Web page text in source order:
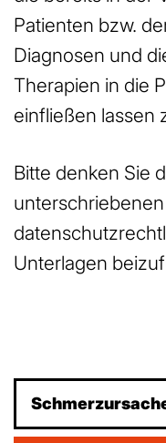
Patienten bzw.
Diagnosen und
Therapien in die
einfließen lassen
Bitte denken Sie
Unterlagen